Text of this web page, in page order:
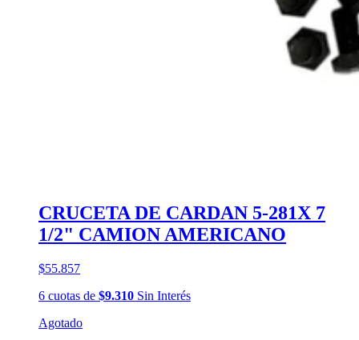
CRUCETA DE CARDAN 5-281X 7
1/2" CAMION AMERICANO
$55.857
6 cuotas de $9.310 Sin Interés
Agotado